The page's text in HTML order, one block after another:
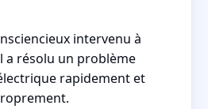
intervenu à
a résolu un problème
rapidement et